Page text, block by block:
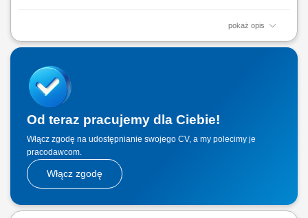
pokaż opis
Poszukujemy Konsultantów ds. Żywienia w kilku lokalizacjach w Polsce.
powierzonym terenie. Pozyskiwanie nowych klientów oraz rozwijanie
współpracy z obecnymi partnerami. Budowanie długofalowych relacji z
hodowcami i...
Od teraz pracujemy dla Ciebie!
Włącz zgodę na udostępnianie swojego CV, a my polecimy je
pracodawcom.
Włącz zgodę